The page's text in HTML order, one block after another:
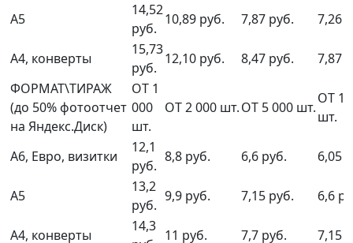
А5
14,52
руб.
10,89 руб. 7,87 руб. 7,26
А4, конверты
15,73
руб.
12,10 руб. 8,47 руб.
7,87
ФОРМАТ\ТИРАЖ
(до 50% фотоотчет
на Яндекс.Диск)
ОТ 1
000
шт.
ОТ 2 000 шт.ОТ 5 000 шт.
ОТ
шт.
А6, Евро, визитки
12,1
руб.
8,8 руб. 6,6 руб. 6,05
А5
13,2
руб.
9,9 руб. 7,15 руб. 6,6
А4, конверты
14,3
11 руб. 7,7 руб.
7,15